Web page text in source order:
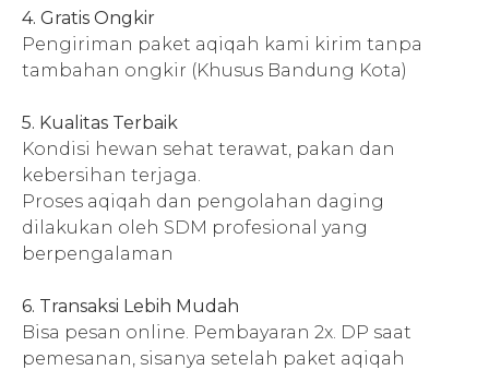
4. Gratis Ongkir
Pengiriman paket aqiqah kami kirim tanpa
tambahan ongkir (Khusus Bandung Kota)
5. Kualitas Terbaik
Kondisi hewan sehat terawat, pakan dan
kebersihan terjaga.
Proses aqiqah dan pengolahan daging
dilakukan oleh SDM profesional yang
berpengalaman
6. Transaksi Lebih Mudah
Bisa pesan online. Pembayaran 2x. DP saat
pemesanan, sisanya setelah paket aqiqah